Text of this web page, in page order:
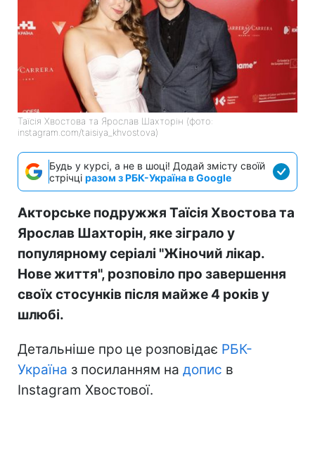
Таїсія Хвостова та Ярослав Шахторін (фото:
instagram.com/taisiya_khvostova)
Будь у курсі, а не в шоці! Додай змісту своїй
стрічці разом з РБК-Україна в Google
Акторське подружжя Таїсія Хвостова та
Ярослав Шахторін, яке зіграло у
популярному серіалі "Жіночий лікар.
Нове життя", розповіло про завершення
своїх стосунків після майже 4 років у
шлюбі.
Детальніше про це розповідає РБК-
Україна з посиланням на допис в
Instagram Хвостової.